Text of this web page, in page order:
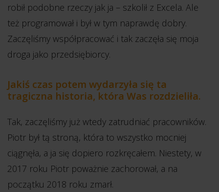
robił podobne rzeczy jak ja – szkolił z Excela. Ale
też programował i był w tym naprawdę dobry.
Zaczęliśmy współpracować i tak zaczęła się moja
droga jako przedsiębiorcy.
Jakiś czas potem wydarzyła się ta
tragiczna historia, która Was rozdzieliła.
Tak, zaczęliśmy już wtedy zatrudniać pracowników.
Piotr był tą stroną, która to wszystko mocniej
ciągnęła, a ja się dopiero rozkręcałem. Niestety, w
2017 roku Piotr poważnie zachorował, a na
początku 2018 roku zmarł.